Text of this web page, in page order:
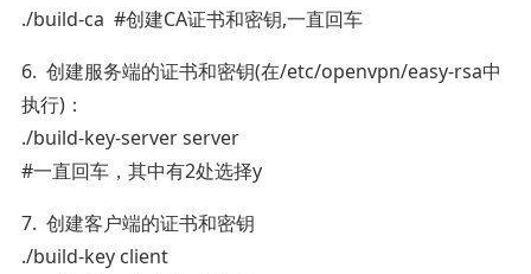
./build-ca #创建CA证书和密钥,一直回车
6. 创建服务端的证书和密钥(在/etc/openvpn/easy-rsa中
执行)：
./build-key-server server
#一直回车，其中有2处选择y
7. 创建客户端的证书和密钥
./build-key client